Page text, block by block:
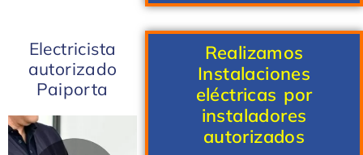
Electricista
autorizado
Paiporta
Realizamos
Instalaciones
eléctricas por
instaladores
autorizados